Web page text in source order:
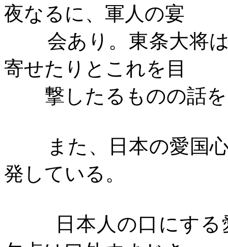
夜なるに、軍人の宴
会あり。東条大将
寄せたりとこれを目
撃したるものの話
また、日本の愛国
発している。
日本人の口にす